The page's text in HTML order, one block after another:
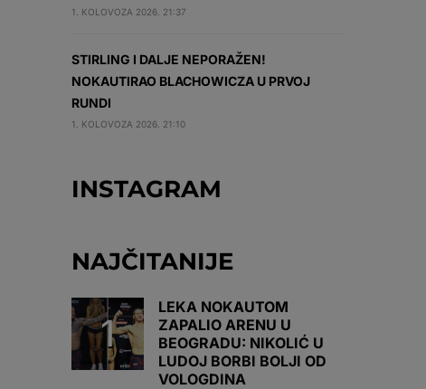
1. KOLOVOZA 2026. 21:37
STIRLING I DALJE NEPORAŽEN!
NOKAUTIRAO BLACHOWICZA U PRVOJ
RUNDI
1. KOLOVOZA 2026. 21:10
INSTAGRAM
NAJČITANIJE
LEKA NOKAUTOM
ZAPALIO ARENU U
BEOGRADU: NIKOLIĆ U
LUDOJ BORBI BOLJI OD
VOLOGDINA